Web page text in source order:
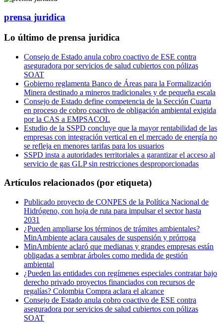
prensa juridica
Lo último de prensa juridica
Consejo de Estado anula cobro coactivo de ESE contra
aseguradora por servicios de salud cubiertos con pólizas
SOAT
Gobierno reglamenta Banco de Áreas para la Formalización
Minera destinado a mineros tradicionales y de pequeña escala
Consejo de Estado define competencia de la Sección Cuarta
en proceso de cobro coactivo de obligación ambiental exigida
por la CAS a EMPSACOL
Estudio de la SSPD concluye que la mayor rentabilidad de las
empresas con integración vertical en el mercado de energía no
se refleja en menores tarifas para los usuarios
SSPD insta a autoridades territoriales a garantizar el acceso al
servicio de gas GLP sin restricciones desproporcionadas
Artículos relacionados (por etiqueta)
Publicado proyecto de CONPES de la Política Nacional de
Hidrógeno, con hoja de ruta para impulsar el sector hasta
2031
¿Pueden ampliarse los términos de trámites ambientales?
MinAmbiente aclara causales de suspensión y prórroga
MinAmbiente aclaró que medianas y grandes empresas están
obligadas a sembrar árboles como medida de gestión
ambiental
¿Pueden las entidades con regímenes especiales contratar bajo
derecho privado proyectos financiados con recursos de
regalías? Colombia Compra aclara el alcance
Consejo de Estado anula cobro coactivo de ESE contra
aseguradora por servicios de salud cubiertos con pólizas
SOAT